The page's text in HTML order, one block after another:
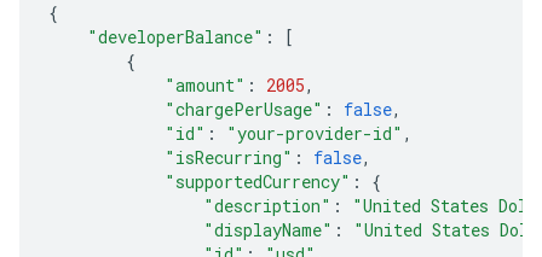
{
"developerBalance" :
[
{
"amount" : 2005,
"chargePerUsage" : false,
"id" : "your-provider-id" ,
"isRecurring" : false,
"supportedCurrency" :
{
"description" :
"United States
"displayName" :
"United States